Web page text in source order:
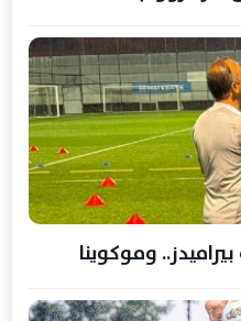
وموكوينا